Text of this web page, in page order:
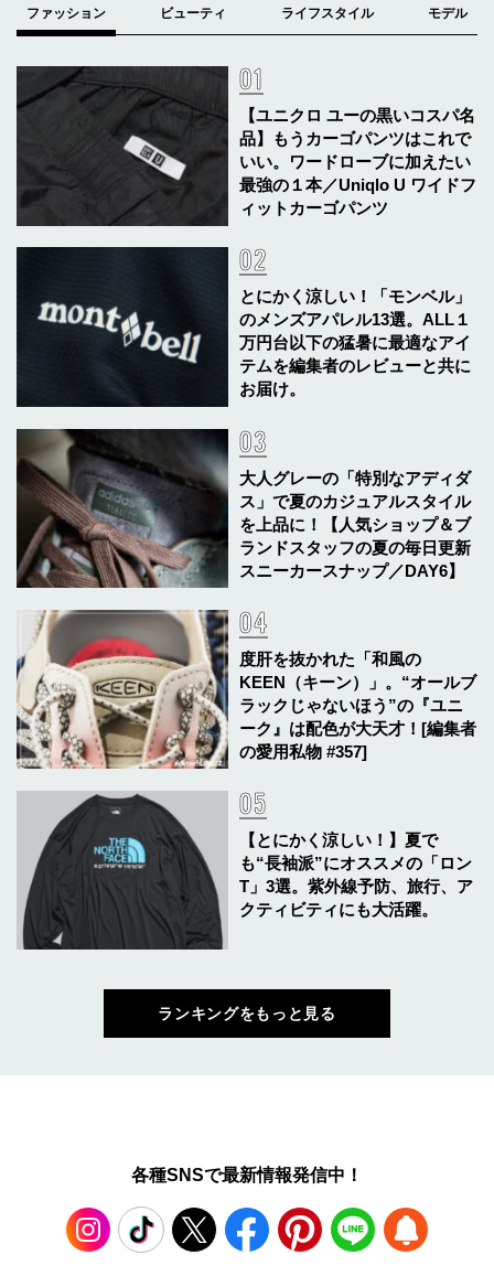
【ユニクロ ユーの黒いコスパ名
品】もうカーゴパンツはこれで
いい。ワードローブに加えたい
最強の１本／Uniqlo U ワイドフ
ィットカーゴパンツ
とにかく涼しい！「モンベル」
のメンズアパレル13選。ALL１
万円台以下の猛暑に最適なアイ
テムを編集者のレビューと共に
お届け。
大人グレーの「特別なアディダ
ス」で夏のカジュアルスタイル
を上品に！【人気ショップ＆ブ
ランドスタッフの夏の毎日更新
スニーカースナップ／DAY6】
度肝を抜かれた「和風の
KEEN（キーン）」。“オールブ
ラックじゃないほう”の『ユニ
ーク』は配色が大天才！[編集者
の愛用私物 #357]
【とにかく涼しい！】夏で
も“長袖派”にオススメの「ロン
T」3選。紫外線予防、旅行、ア
クティビティにも大活躍。
ランキングをもっと見る
各種SNSで最新情報発信中！